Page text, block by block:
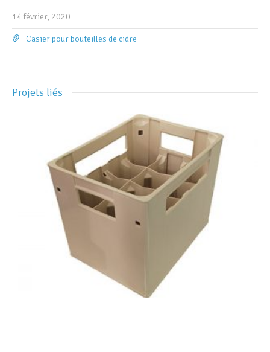
14 février, 2020
Casier pour bouteilles de cidre
Projets liés